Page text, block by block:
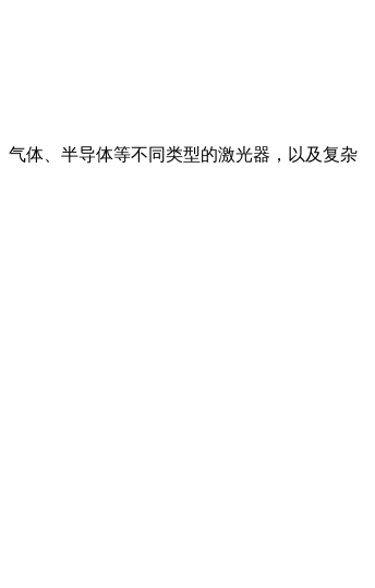
体、半导体等不同类型的激光器，以及复杂